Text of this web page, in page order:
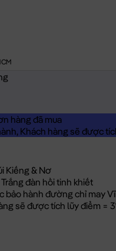
hàng đã mua
Khách hàng sẽ được
Kiếng & Nơ
đàn hồi tinh khiết
bảo hành đường chỉ may
sẽ được tích lũy điểm =